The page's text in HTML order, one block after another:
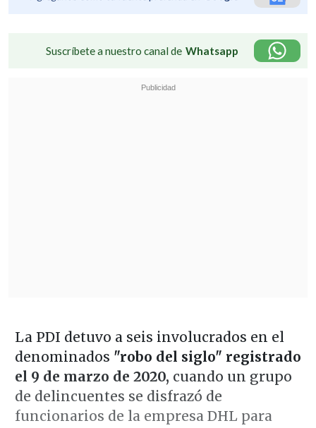
Suscríbete a nuestro canal de Whatsapp
La PDI detuvo a seis involucrados en el
denominados "robo del siglo" registrado
el 9 de marzo de 2020, cuando un grupo
de delincuentes se disfrazó de
funcionarios de la empresa DHL para